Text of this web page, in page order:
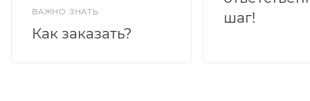
ВАЖНО ЗНАТЬ
Как заказать?
шаг!